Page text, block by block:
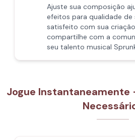
Ajuste sua composição
efeitos para qualidade de
satisfeito com sua
compartilhe com a
seu talento musical
Jogue Instantaneamente